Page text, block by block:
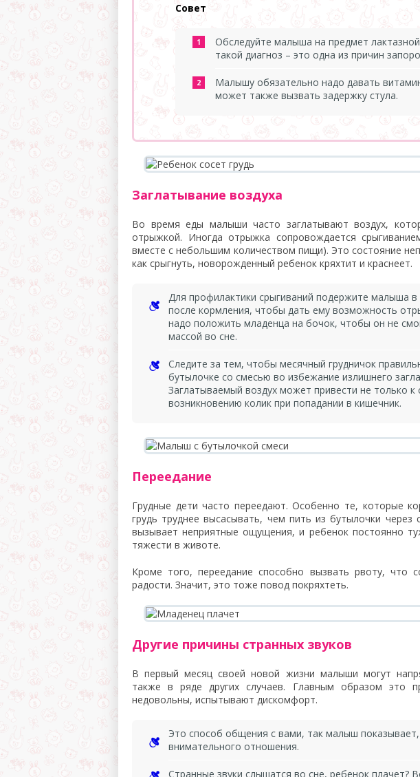
Совет
Обследуйте малыша на предмет
такой диагноз – это одна из причин
Малышу обязательно надо давать
может также вызвать задержку стула.
Заглатывание воздуха
Во время еды малыши часто заглатывают воздух,
отрыжкой. Иногда отрыжка сопровождается
вместе с небольшим количеством пищи). Это состояние
как срыгнуть, новорожденный ребенок кряхтит и краснеет.
Для профилактики срыгиваний подержите малыша
после кормления, чтобы дать ему возможность
надо положить младенца на бочок, чтобы он не
массой во сне.
Следите за тем, чтобы месячный грудничок
бутылочке со смесью во избежание излишнего
Заглатываемый воздух может привести не только к
возникновению колик при попадании в кишечник.
Переедание
Грудные дети часто переедают. Особенно те, которые
грудь труднее высасывать, чем пить из бутылочки через
вызывает неприятные ощущения, и ребенок постоянно
тяжести в животе.
Кроме того, переедание способно вызвать рвоту, что
радости. Значит, это тоже повод покряхтеть.
Другие причины странных звуков
В первый месяц своей новой жизни малыши могут
также в ряде других случаев. Главным образом это
недовольны, испытывают дискомфорт.
Это способ общения с вами, так малыш показывает,
внимательного отношения.
Странные звуки слышатся во сне, ребенок плачет?